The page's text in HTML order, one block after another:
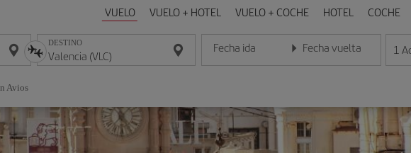
VUELO VUELO + HOTEL VUELO + COCHE HOTEL COCHE
DESTINO Fecha ida
Introduce la fecha en formato día/mes/año
Fecha vuelta
Introduce la fecha en 1
Avios